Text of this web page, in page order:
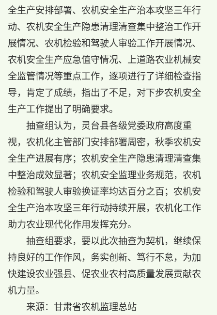
全生产安排部署、农机安全生产治本攻坚三年行
动、农机安全生产隐患清理清查集中整治工作开
展情况、农机检验和驾驶人审验工作开展情况、
农机安全生产应急值守情况、上道路农业机械安
全监管情况等重点工作，逐项进行了详细检查指
导，肯定了成绩，指出了不足，对下步农机安全
生产工作提出了明确要求。
抽查组认为，灵台县各级党委政府高度重
视，农机化主管部门安排部署周密，秋季农机安
全生产进展有序；农机安全生产隐患清理清查集
中整治成效显著；农机安全监理业务规范，农机
检验和驾驶人审验换证率均达百分之百；农机安
全生产治本攻坚三年行动持续开展，农机化工作
助力农业现代化作用发挥充分。
抽查组要求，要以此次抽查为契机，继续保
持良好的工作作风，务实创新、笃行不怠，为加
快建设农业强县、促农业农村高质量发展贡献农
机力量。
来源：甘肃省农机监理总站